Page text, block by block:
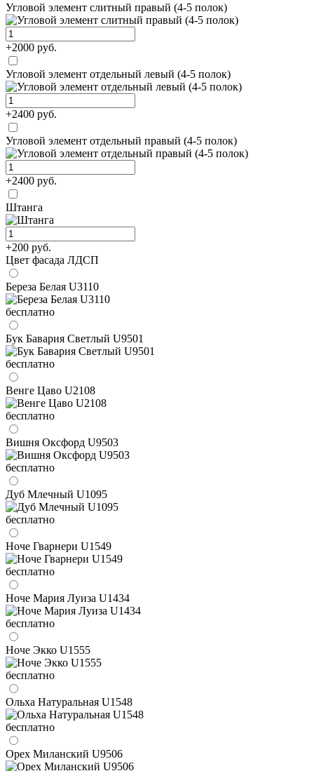
Угловой элемент слитный правый (4-5 полок)
+2000 руб.
Угловой элемент отдельный левый (4-5 полок)
+2400 руб.
Угловой элемент отдельный правый (4-5 полок)
+2400 руб.
Штанга
+200 руб.
Цвет фасада ЛДСП
Береза Белая U3110
бесплатно
Бук Бавария Светлый U9501
бесплатно
Венге Цаво U2108
бесплатно
Вишня Оксфорд U9503
бесплатно
Дуб Млечный U1095
бесплатно
Ноче Гварнери U1549
бесплатно
Ноче Мария Луиза U1434
бесплатно
Ноче Экко U1555
бесплатно
Ольха Натуральная U1548
бесплатно
Орех Миланский U9506